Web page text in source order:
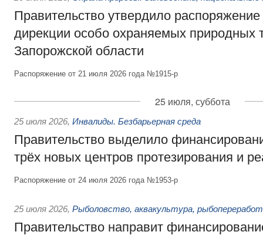
Правительство утвердило
дирекции особо охраняемых природных
Запорожской области
Распоряжение от 21 июля 2026 года №1915-р
25 июля, суббота
25 июля 2026, Инвалиды. Безбарьерная среда
Правительство выделило
трёх новых центров протезирования и
Распоряжение от 24 июля 2026 года №1953-р
25 июля 2026, Рыболовство, аквакультура,
Правительство направит